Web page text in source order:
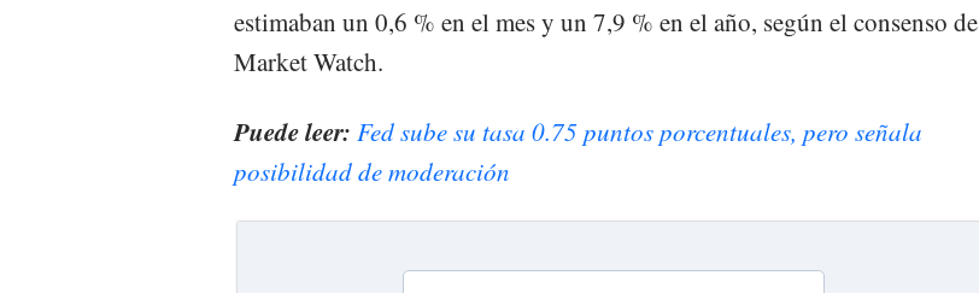
estimaban un 0,6 % en el mes y un 7,9 % en el año, según el consenso de
Market Watch.
Puede leer: Fed sube su tasa 0.75 puntos porcentuales, pero señala
posibilidad de moderación